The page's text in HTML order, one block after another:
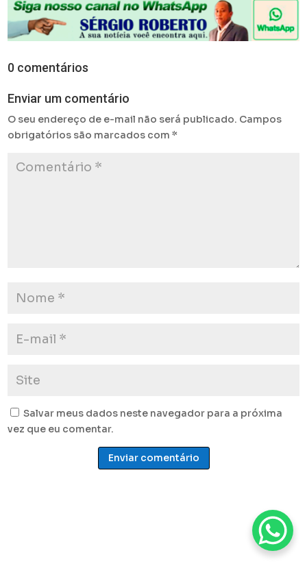
0 comentários
Enviar um comentário
O seu endereço de e-mail não será publicado. Campos
obrigatórios são marcados com*
Salvar meus dados neste navegador para a próxima
vez que eu comentar.
Enviar comentário